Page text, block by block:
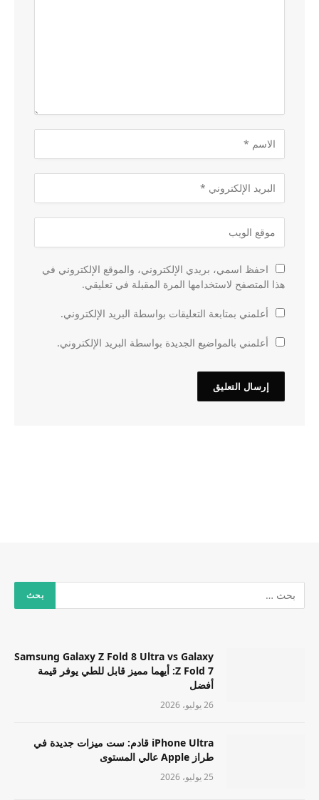
احفظ اسمي، بريدي الإلكتروني، والموقع الإلكتروني في
هذا المتصفح لاستخدامها المرة المقبلة في تعليقي.
أعلمني بمتابعة التعليقات بواسطة البريد الإلكتروني.
أعلمني بالمواضيع الجديدة بواسطة البريد الإلكتروني.
Samsung Galaxy Z Fold 8 Ultra vs Galaxy
Z Fold 7: أيهما مميز قابل للطي يوفر قيمة
أفضل
26 يوليو، 2026
iPhone Ultra قادم: ست ميزات جديدة في
طراز Apple عالي المستوى
25 يوليو، 2026